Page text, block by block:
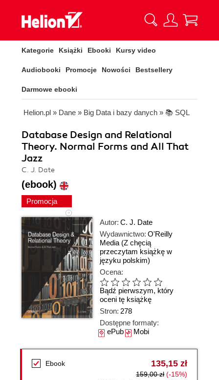
Kategorie Książki Ebooki Kursy video
Audiobooki Promocje Nowości Bestsellery
Darmowe ebooki
Helion.pl » Dane » Big Data i bazy danych » 📚 SQL
Database Design and Relational
Theory. Normal Forms and All That
Jazz
C. J. Date
(ebook)
Promocja
Autor: C. J. Date
Wydawnictwo: O'Reilly
Media (Z chęcią
przeczytam książkę w
języku polskim)
Ocena:
Bądź pierwszym, który
oceni tę książkę
Stron: 278
Dostępne formaty:
ePubMobi
Ebook 135,15 zł
159,00 zł (-15%)